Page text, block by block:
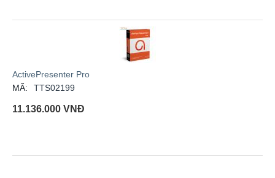
ActivePresenter Pro
MÃ:
TTS02199
11.136.000 VNĐ